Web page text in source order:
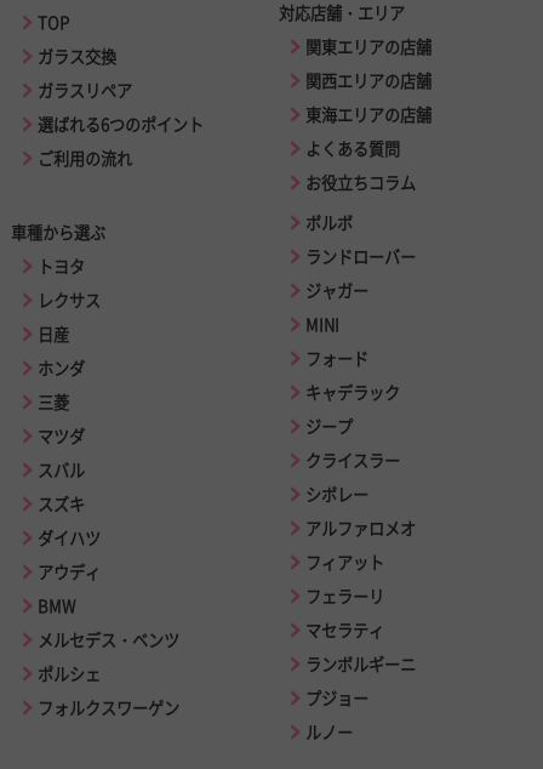
TOP
ガラス交換
ガラスリペア
選ばれる6つのポイント
ご利用の流れ
対応店舗・エリア
関東エリアの店舗
関西エリアの店舗
東海エリアの店舗
よくある質問
お役立ちコラム
車種から選ぶ
トヨタ
レクサス
日産
ホンダ
三菱
マツダ
スバル
スズキ
ダイハツ
アウディ
BMW
メルセデス・ベンツ
ポルシェ
フォルクスワーゲン
ボルボ
ランドローバー
ジャガー
MINI
フォード
キャデラック
ジープ
クライスラー
シボレー
アルファロメオ
フィアット
フェラーリ
マセラティ
ランボルギーニ
プジョー
ルノー